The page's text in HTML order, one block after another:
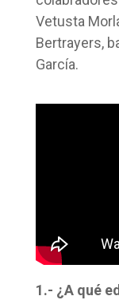
Vetusta
Bertrayers,
García.
1.- ¿A qué